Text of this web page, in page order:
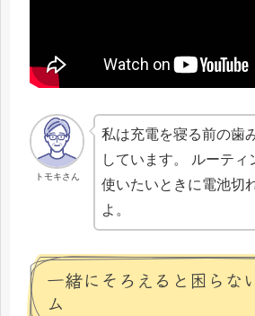
トモキさん
私は充電を寝る前の歯
しています。 ルーティ
使いたいときに電池切
よ。
一緒にそろえると困らな
ム